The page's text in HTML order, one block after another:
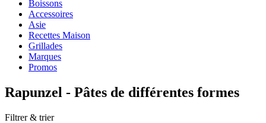
Boissons
Accessoires
Asie
Recettes Maison
Grillades
Marques
Promos
Rapunzel - Pâtes de différentes formes
Filtrer & trier